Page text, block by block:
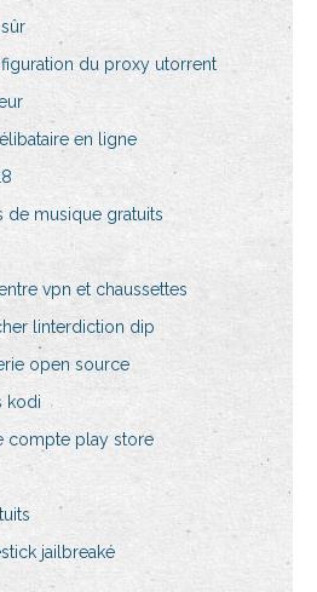
du proxy utorrent
en ligne
de musique gratuits
vpn et chaussettes
linterdiction dip
open source
kodi
compte play store
jailbreaké